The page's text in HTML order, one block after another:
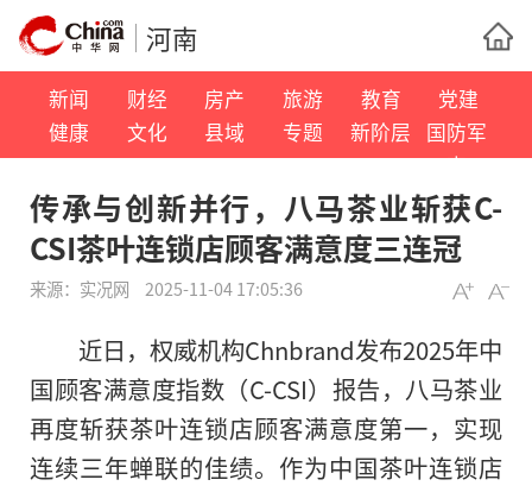
河南
新闻 财经 房产 旅游 教育
党建
健康
文化 县域 专题 新阶层
国防军
事
传承与创新并行，八马茶业斩获C-
CSI茶叶连锁店顾客满意度三连冠
来源： 实况网 2025-11-04 17:05:36
近日，权威机构Chnbrand发布2025年中
国顾客满意度指数（C-CSI）报告，八马茶业
再度斩获茶叶连锁店顾客满意度第一，实现
连续三年蝉联的佳绩。作为中国茶叶连锁店